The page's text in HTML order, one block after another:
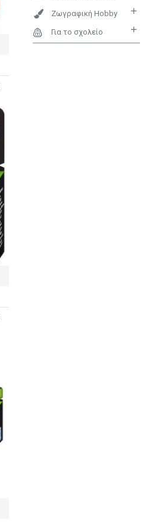
Ζωγραφική Hobby
Για το σχολείο